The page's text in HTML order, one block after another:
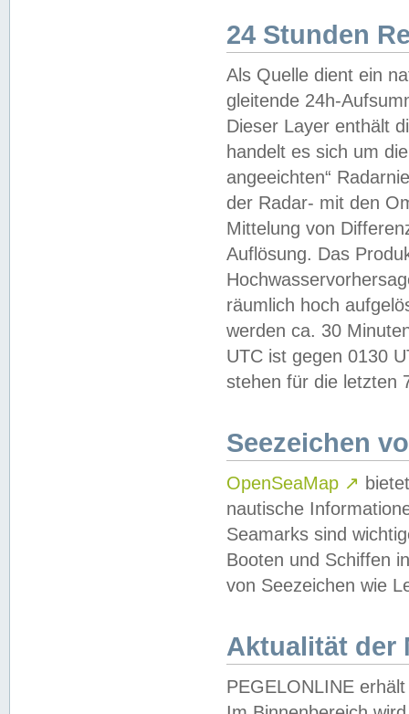
24 Stunden
Als Quelle dient ein
gleitende 24h-
Dieser Layer enthält
handelt es sich um
angeeichten“
der Radar- mit den
Mittelung von
Auflösung. Das
räumlich hoch
werden ca. 30
UTC ist gegen 0130
stehen für die letzten
Seezeichen
OpenSeaMap ↗
nautische
Seamarks sind
Booten und Schiffen
von Seezeichen wie
Aktualität der
PEGELONLINE